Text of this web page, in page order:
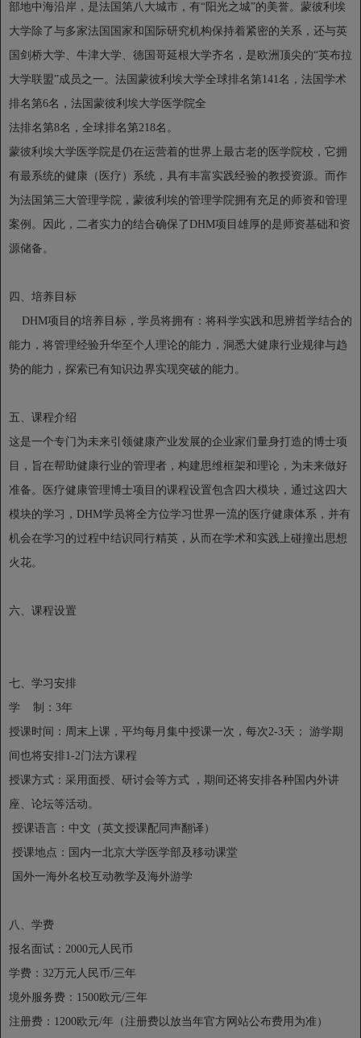
部地中海沿岸，是法国第八大城市，有“阳光之城”的美誉。蒙彼利埃
大学除了与多家法国国家和国际研究机构保持着紧密的关系，还与英
国剑桥大学、牛津大学、德国哥延根大学齐名，是欧洲顶尖的“英布拉
大学联盟”成员之一。法国蒙彼利埃大学全球排名第141名，法国学术
排名第6名，法国蒙彼利埃大学医学院全
法排名第8名，全球排名第218名。
蒙彼利埃大学医学院是仍在运营着的世界上最古老的医学院校，它拥
有最系统的健康（医疗）系统，具有丰富实践经验的教授资源。而作
为法国第三大管理学院，蒙彼利埃的管理学院拥有充足的师资和管理
案例。因此，二者实力的结合确保了DHM项目雄厚的是师资基础和资
源储备。
四、培养目标
DHM项目的培养目标，学员将拥有：将科学实践和思辨哲学结合的
能力，将管理经验升华至个人理论的能力，洞悉大健康行业规律与趋
势的能力，探索已有知识边界实现突破的能力。
五、课程介绍
这是一个专门为未来引领健康产业发展的企业家们量身打造的博士项
目，旨在帮助健康行业的管理者，构建思维框架和理论，为未来做好
准备。医疗健康管理博士项目的课程设置包含四大模块，通过这四大
模块的学习，DHM学员将全方位学习世界一流的医疗健康体系，并有
机会在学习的过程中结识同行精英，从而在学术和实践上碰撞出思想
火花。
六、课程设置
七、学习安排
学 制：3年
授课时间：周末上课，平均每月集中授课一次，每次2-3天； 游学期
间也将安排1-2门法方课程
授课方式：采用面授、研讨会等方式 ，期间还将安排各种国内外讲
座、论坛等活动。
授课语言：中文（英文授课配同声翻译）
授课地点：国内一北京大学医学部及移动课堂
国外一海外名校互动教学及海外游学
八、学费
报名面试：2000元人民币
学费：32万元人民币/三年
境外服务费：1500欧元/三年
注册费：1200欧元/年（注册费以放当年官方网站公布费用为准）